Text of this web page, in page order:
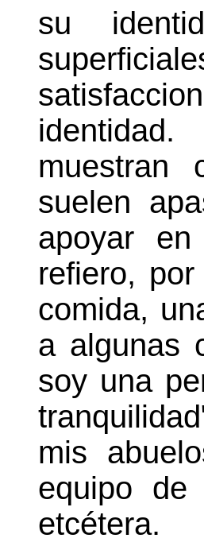
su
muestran
suelen
apoyar
refiero,
comida,
a algunas
soy una
mis
equipo
etcétera.